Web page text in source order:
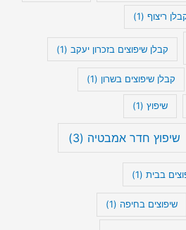
ריצוף (1)
קבלן שיפוצים בזכרון יעקב (1)
קבלן שיפוצים בשרון (1)
שיפוץ (1)
שיפוץ חדר אמבטיה (3)
בבית (1)
שיפוצים בחיפה (1)